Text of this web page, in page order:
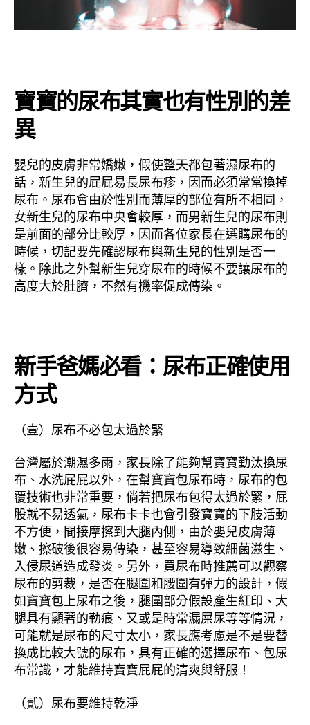
寶寶的尿布其實也有性別的差
異
嬰兒的皮膚非常嬌嫩，假使整天都包著濕尿布的
話，新生兒的屁屁易長尿布疹，因而必須常常換掉
尿布。尿布會由於性別而薄厚的部位有所不相同，
女新生兒的尿布中央會較厚，而男新生兒的尿布則
是前面的部分比較厚，因而各位家長在選購尿布的
時候，切記要先確認尿布與新生兒的性別是否一
樣。除此之外幫新生兒穿尿布的時候不要讓尿布的
高度大於肚臍，不然有機率促成傳染。
新手爸媽必看：尿布正確使用
方式
（壹）尿布不必包太過於緊
台灣屬於潮濕多雨，家長除了能夠幫寶寶勤汰換尿
布、水洗屁屁以外，在幫寶寶包尿布時，尿布的包
覆技術也非常重要，倘若把尿布包得太過於緊，屁
股就不易透氣，尿布卡卡也會引發寶寶的下肢活動
不方便，間接摩擦到大腿內側，由於嬰兒皮膚薄
嫩、擦破後很容易傳染，甚至容易導致細菌滋生、
入侵尿道造成發炎。另外，買尿布時推薦可以觀察
尿布的剪裁，是否在腿圍和腰圍有彈力的設計，假
如寶寶包上尿布之後，腿圍部分假設產生紅印、大
腿具有顯著的勒痕、又或是時常漏屎尿等等情況，
可能就是尿布的尺寸太小，家長應考慮是不是要替
換成比較大號的尿布，具有正確的選擇尿布、包尿
布常識，才能維持寶寶屁屁的清爽與舒服！
（貳）尿布要維持乾淨